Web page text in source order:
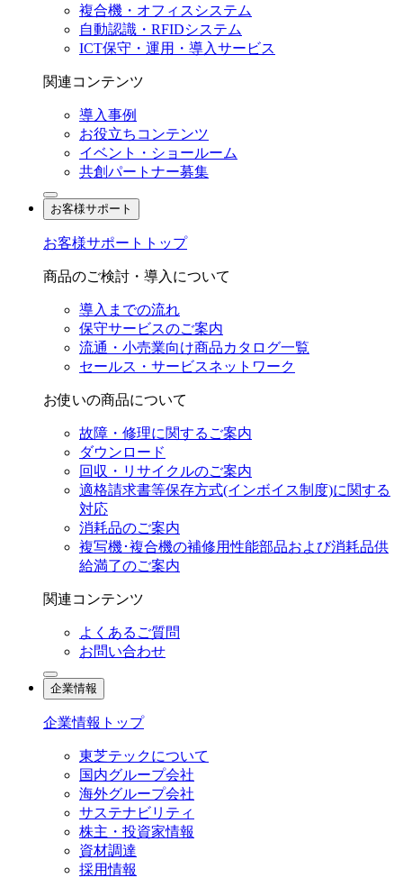
複合機・オフィスシステム
自動認識・RFIDシステム
ICT保守・運用・導入サービス
関連コンテンツ
導入事例
お役立ちコンテンツ
イベント・ショールーム
共創パートナー募集
お客様サポート
お客様サポートトップ
商品のご検討・導入について
導入までの流れ
保守サービスのご案内
流通・小売業向け商品カタログ一覧
セールス・サービスネットワーク
お使いの商品について
故障・修理に関するご案内
ダウンロード
回収・リサイクルのご案内
適格請求書等保存方式(インボイス制度)に関する
対応
消耗品のご案内
複写機･複合機の補修用性能部品および消耗品供
給満了のご案内
関連コンテンツ
よくあるご質問
お問い合わせ
企業情報
企業情報トップ
東芝テックについて
国内グループ会社
海外グループ会社
サステナビリティ
株主・投資家情報
資材調達
採用情報